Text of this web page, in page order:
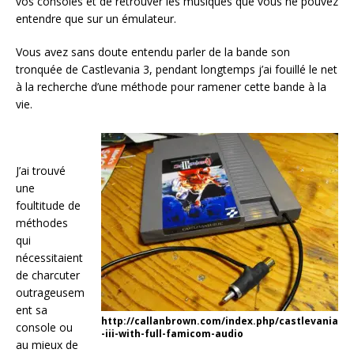
entendre que sur un émulateur.
Vous avez sans doute entendu parler de la bande son
tronquée de Castlevania 3, pendant longtemps j’ai fouillé le net
à la recherche d’une méthode pour ramener cette bande à la
vie.
http://callanbrown.com/index.php/castlevania
-iii-with-full-famicom-audio
J’ai trouvé
une
foultitude de
méthodes
qui
nécessitaient
de charcuter
outrageusem
ent sa
console ou
au mieux de